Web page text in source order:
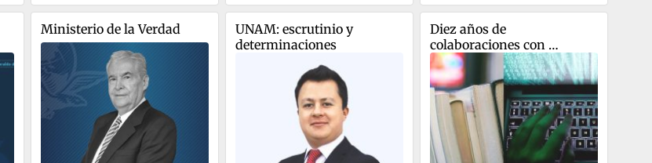
Ministerio de la Verdad
UNAM: escrutinio y
determinaciones
Diez años de
colaboraciones con
SDPnoticias